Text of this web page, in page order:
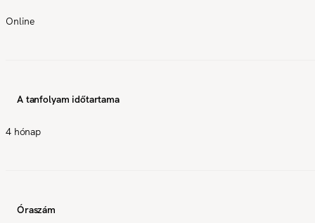
Online
A tanfolyam időtartama
4 hónap
Óraszám